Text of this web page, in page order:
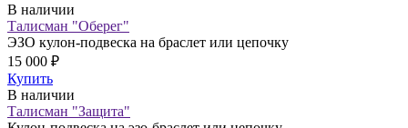
В наличии
Талисман "Оберег"
ЭЗО кулон-подвеска на браслет или цепочку
15 000 ₽
Купить
В наличии
Талисман "Защита"